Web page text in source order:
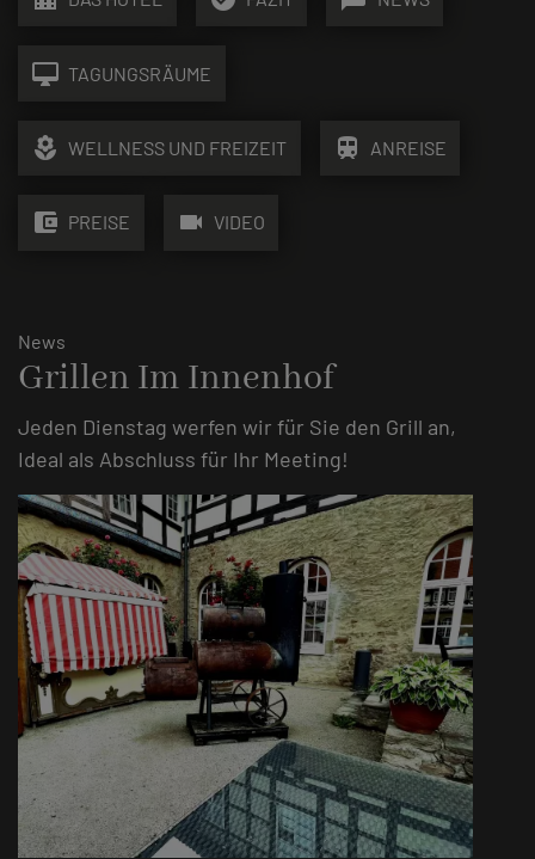
desktop_mac TAGUNGSRÄUME
local_florist WELLNESS UND FREIZEIT train ANREISE
account_balance_wallet PREISE videocam VIDEO
News
Grillen Im Innenhof
Jeden Dienstag werfen wir für Sie den Grill an,
Ideal als Abschluss für Ihr Meeting!